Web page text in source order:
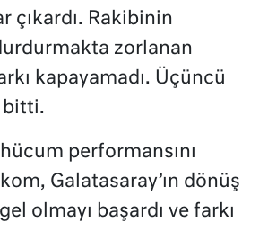
çıkardı. Rakibinin
zorlanan
kapayamadı. Üçüncü
bitti.
performansını
Galatasaray’ın dönüş
olmayı başardı ve farkı